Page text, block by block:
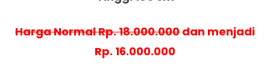
Harga Normal Rp. 18.000.000 dan menjadi
Rp. 16.000.000